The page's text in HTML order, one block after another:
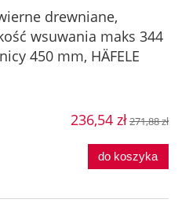
drewniane,
wsuwania maks 344
450 mm, HÄFELE
236,54 zł271,88 zł
do koszyka